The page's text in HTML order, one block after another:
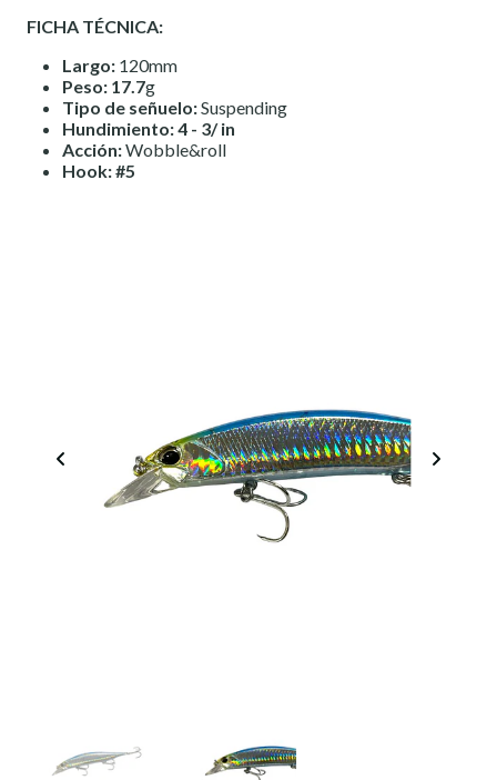
FICHA TÉCNICA:
Largo: 120mm
Peso: 17.7g
Tipo de señuelo:Suspending
Hundimiento: 4 - 3/ in
Acción:Wobble&roll
Hook: #5